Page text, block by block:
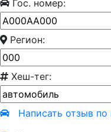
Гос. номер:
Регион:
Хеш-тег:
Написать отзыв по